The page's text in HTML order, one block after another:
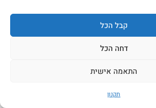
קבל הכל
דחה הכל
התאמה אישית
תקנון
שלנו!
הרשמה לעדכונים חמים!